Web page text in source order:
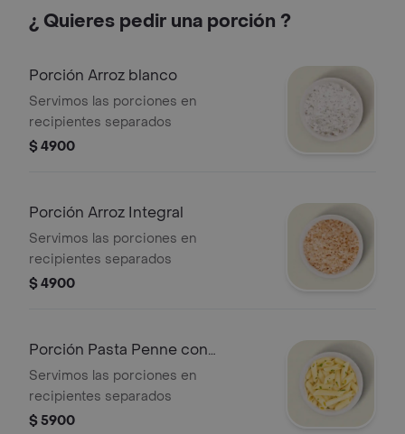
¿ Quieres pedir una porción ?
Porción Arroz blanco
Servimos las porciones en
recipientes separados
$ 4900
Porción Arroz Integral
Servimos las porciones en
recipientes separados
$ 4900
Porción Pasta Penne con
mayonesa (fría)
Servimos las porciones en
recipientes separados
$ 5900